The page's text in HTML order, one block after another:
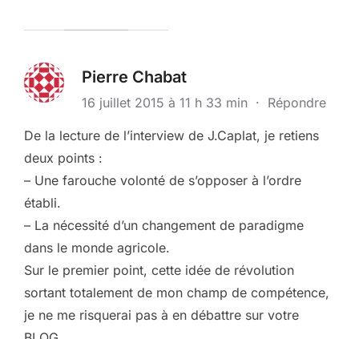
Pierre Chabat
16 juillet 2015 à 11 h 33 min · Répondre
De la lecture de l’interview de J.Caplat, je retiens
deux points :
– Une farouche volonté de s’opposer à l’ordre
établi.
– La nécessité d’un changement de paradigme
dans le monde agricole.
Sur le premier point, cette idée de révolution
sortant totalement de mon champ de compétence,
je ne me risquerai pas à en débattre sur votre